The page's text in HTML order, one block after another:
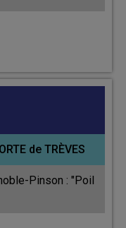
de TRÈVES
Pinson : "Poil